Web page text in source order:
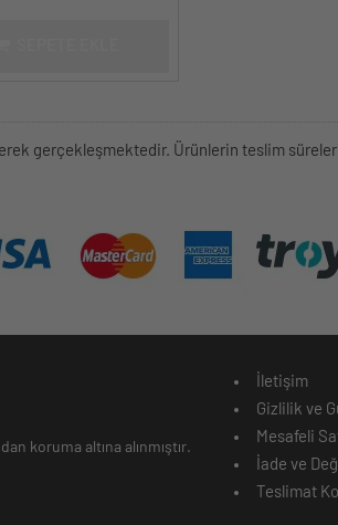
gerçekleşmektedir. Ürünlerin teslim
koruma altına alınmıştır.
İletişim
Gizlilik ve
Mesafeli
İade ve
Teslimat